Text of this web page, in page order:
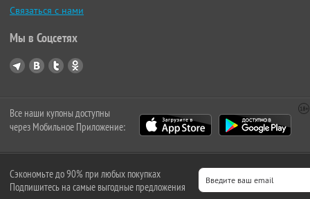
Связаться с нами
Мы в Соцсетях
Все наши купоны доступны
через Мобильное Приложение:
Сэкономьте до 90% при любых покупках
Подпишитесь на самые выгодные предложения